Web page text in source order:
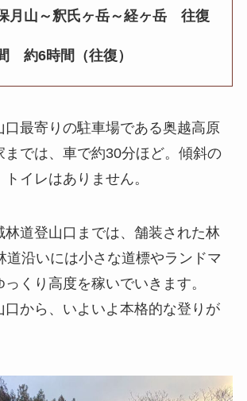
月山～釈氏ヶ岳～経ヶ岳 往復
約6時間（往復）
口最寄りの駐車場である奥越高原
までは、車で約30分ほど。傾斜の
イレはありません。
林道登山口までは、舗装された林
道沿いには小さな道標やランドマ
くり高度を稼いでいきます。
口から、いよいよ本格的な登りが